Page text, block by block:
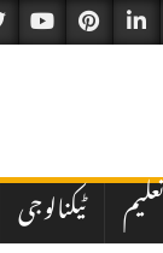
تعلیم ٹیکنالوجی